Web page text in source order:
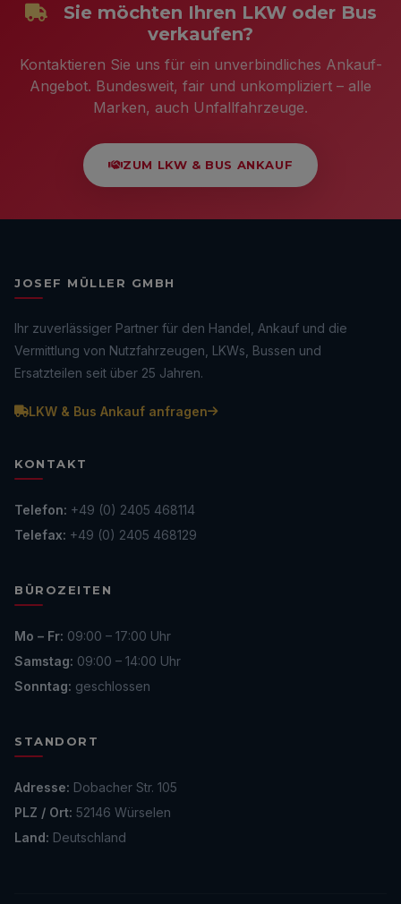
Sie möchten Ihren LKW oder Bus
verkaufen?
Kontaktieren Sie uns für ein unverbindliches Ankauf-
Angebot. Bundesweit, fair und unkompliziert – alle
Marken, auch Unfallfahrzeuge.
ZUM LKW & BUS ANKAUF
JOSEF MÜLLER GMBH
Ihr zuverlässiger Partner für den Handel, Ankauf und die
Vermittlung von Nutzfahrzeugen, LKWs, Bussen und
Ersatzteilen seit über 25 Jahren.
LKW & Bus Ankauf anfragen
KONTAKT
Telefon: +49 (0) 2405 468114
Telefax: +49 (0) 2405 468129
BÜROZEITEN
Mo – Fr: 09:00 – 17:00 Uhr
Samstag: 09:00 – 14:00 Uhr
Sonntag: geschlossen
STANDORT
Adresse: Dobacher Str. 105
PLZ / Ort: 52146 Würselen
Land: Deutschland